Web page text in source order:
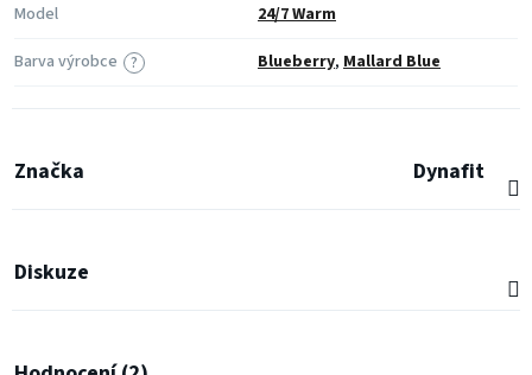
Model
24/7 Warm
?
Barva výrobce Blueberry, Mallard Blue
Značka Dynafit
Diskuze